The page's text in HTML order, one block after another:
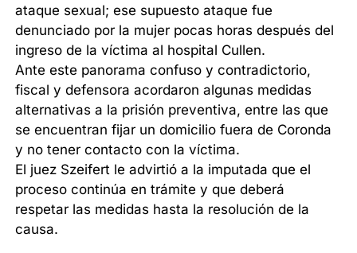
ataque sexual; ese supuesto ataque fue
denunciado por la mujer pocas horas después del
ingreso de la víctima al hospital Cullen.
Ante este panorama confuso y contradictorio,
fiscal y defensora acordaron algunas medidas
alternativas a la prisión preventiva, entre las que
se encuentran fijar un domicilio fuera de Coronda
y no tener contacto con la víctima.
El juez Szeifert le advirtió a la imputada que el
proceso continúa en trámite y que deberá
respetar las medidas hasta la resolución de la
causa.